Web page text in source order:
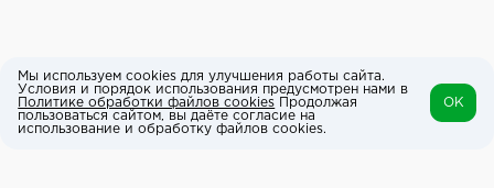
Мы используем cookies для улучшения работы сайта.
Условия и порядок использования предусмотрен нами в
Политике обработки файлов cookies Продолжая
пользоваться сайтом, вы даёте согласие на
использование и обработку файлов cookies.
OK